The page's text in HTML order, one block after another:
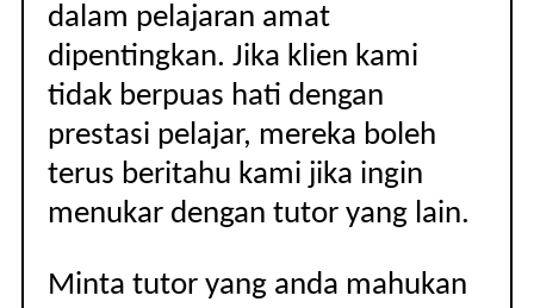
dalam pelajaran amat
dipentingkan. Jika klien kami
tidak berpuas hati dengan
prestasi pelajar, mereka boleh
terus beritahu kami jika ingin
menukar dengan tutor yang lain.
Minta tutor yang anda mahukan